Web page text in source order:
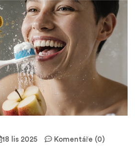
18 lis 2025 Komentáře (0)